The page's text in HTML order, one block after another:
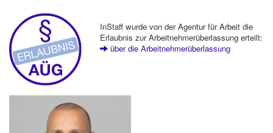
InStaff wurde von der Agentur für Arbeit die
Erlaubnis zur Arbeitnehmerüberlassung erteilt:
über die Arbeitnehmerüberlassung